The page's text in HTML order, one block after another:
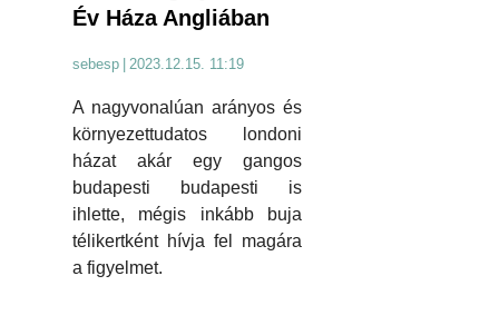
Év Háza Angliában
sebesp 2023.12.15. 11:19
A nagyvonalúan arányos és
környezettudatos londoni
házat akár egy gangos
budapesti budapesti is
ihlette, mégis inkább buja
télikertként hívja fel magára
a figyelmet.